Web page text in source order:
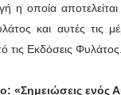
οποία
και αυτές τις
τις Εκδόσεις Φυλάτος.
«Σημειώσεις ενός